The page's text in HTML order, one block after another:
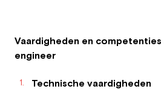
Vaardigheden en
engineer
Technische vaardigheden